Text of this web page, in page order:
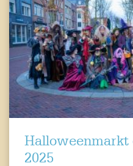
Halloweenmarkt
2025